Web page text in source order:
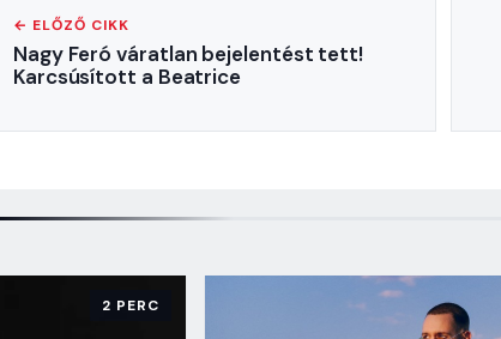
← ELŐZŐ CIKK
Nagy Feró váratlan bejelentést tett!
Karcsúsított a Beatrice
2 PERC